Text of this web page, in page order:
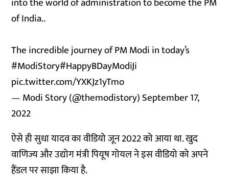
of India..
The incredible journey of PM Modi in today’s
#ModiStory#HappyBDayModiJi
pic.twitter.com/YXKJz1yTmo
— Modi Story (@themodistory)September 17,
2022
ऐसे ही सुधा यादव का वीडियो जून 2022 को आया था. खुद
वाणिज्य और उद्योग मंत्री पियूष गोयल ने इस वीडियो को अपने
हैंडल पर साझा किया है.